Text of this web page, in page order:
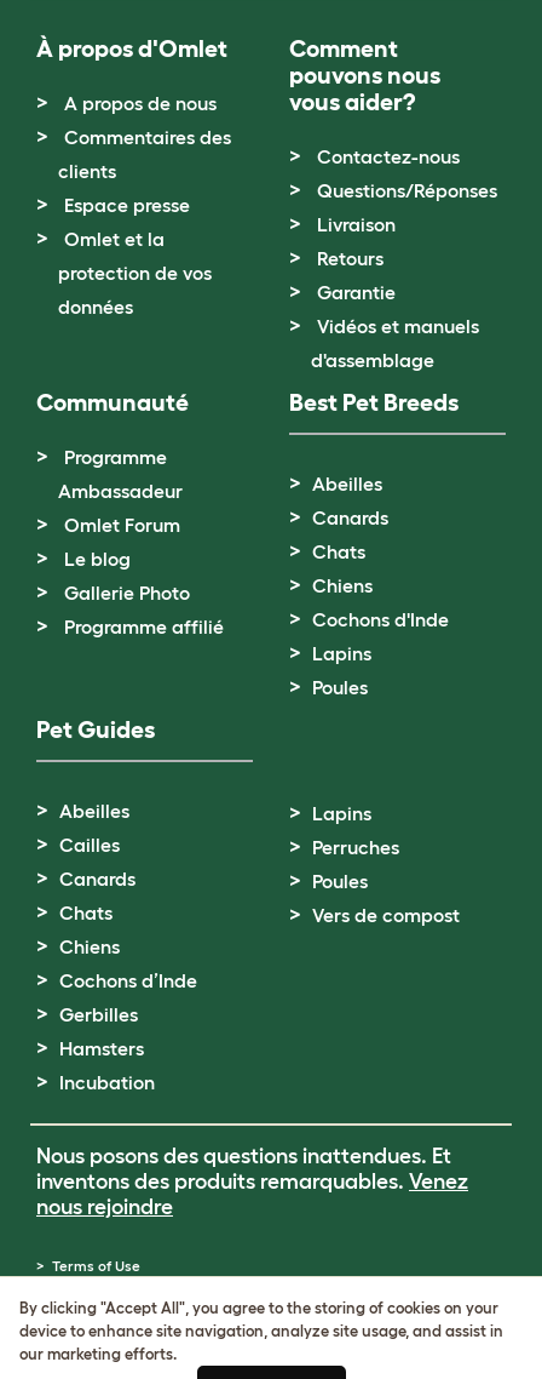
À propos d'Omlet
A propos de nous
Commentaires des
clients
Espace presse
Omlet et la
protection de vos
données
Comment
pouvons nous
vous aider?
Contactez-nous
Questions/Réponses
Livraison
Retours
Garantie
Vidéos et manuels
d'assemblage
Communauté
Programme
Ambassadeur
Omlet Forum
Le blog
Gallerie Photo
Programme affilié
Best Pet Breeds
Abeilles
Canards
Chats
Chiens
Cochons d'Inde
Lapins
Poules
Pet Guides
Abeilles
Cailles
Canards
Chats
Chiens
Cochons d’Inde
Gerbilles
Hamsters
Incubation
Lapins
Perruches
Poules
Vers de compost
Nous posons des questions inattendues. Et
inventons des produits remarquables. Venez
nous rejoindre
Terms of Use
Cookie Settings
Sitemap
By clicking "Accept All", you agree to the storing of cookies on your
device to enhance site navigation, analyze site usage, and assist in
our marketing efforts.